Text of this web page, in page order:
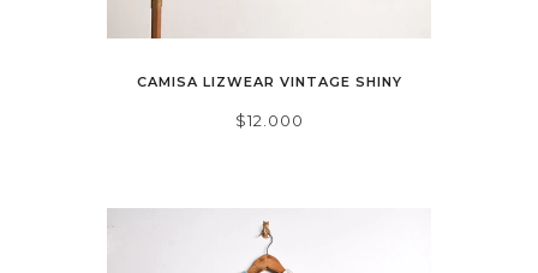
CAMISA LIZWEAR VINTAGE SHINY
$12.000